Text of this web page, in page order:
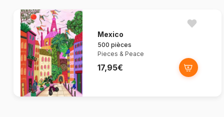
Mexico
500 pièces
Pieces & Peace
17,95€